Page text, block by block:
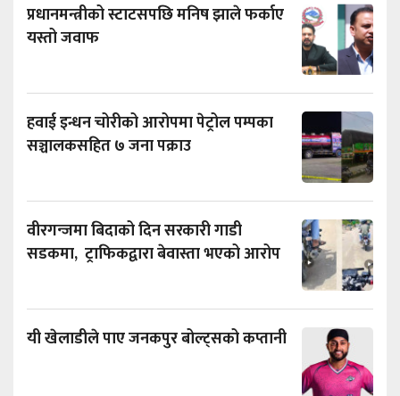
प्रधानमन्त्रीको स्टाटसपछि मनिष झाले फर्काए
यस्तो जवाफ
हवाई इन्धन चोरीको आरोपमा पेट्रोल पम्पका
सञ्चालकसहित ७ जना पक्राउ
वीरगन्जमा बिदाको दिन सरकारी गाडी
सडकमा, ट्राफिकद्वारा बेवास्ता भएको आरोप
यी खेलाडीले पाए जनकपुर बोल्ट्सको कप्तानी